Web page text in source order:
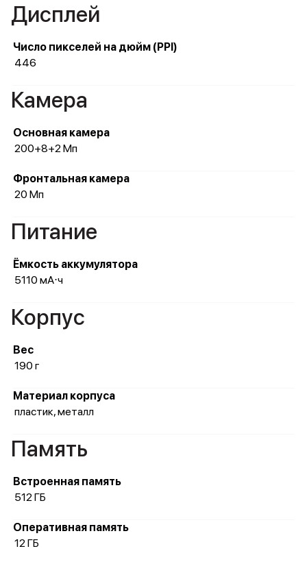
Дисплей
Число пикселей на дюйм (PPI)
446
Камера
Основная камера
200+8+2 Мп
Фронтальная камера
20 Мп
Питание
Ёмкость аккумулятора
5110 мА⋅ч
Корпус
Вес
190 г
Материал корпуса
пластик, металл
Память
Встроенная память
512 ГБ
Оперативная память
12 ГБ